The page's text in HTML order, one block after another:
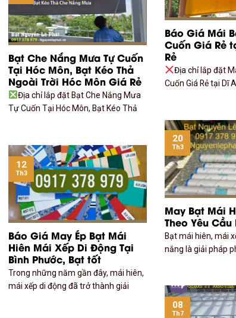
Báo Giá Mái
Cuốn Giá Rẻ
Rẻ
Địa chỉ lắp đặt
Cuốn Giá Rẻ tại Dĩ
Bạt Che Nắng Mưa Tự Cuốn
Tại Hóc Môn, Bạt Kéo Thả
Ngoài Trời Hóc Môn Giá Rẻ
Địa chỉ lắp đặt Bạt Che Nắng Mưa
Tự Cuốn Tại Hóc Môn, Bạt Kéo Thả
May Bạt Mái
Theo Yêu
Bạt mái hiên, mái
nắng là giải pháp
20
Th3
Báo Giá May Ép Bạt Mái
Hiên Mái Xếp Di Động Tại
Bình Phước, Bạt tốt
Trong những năm gần đây, mái hiên,
mái xếp di động đã trở thành giải
12
Th3
08
Th7